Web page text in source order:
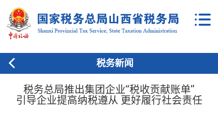
税务新闻
税务总局推出集团企业“税收贡献账单”
引导企业提高纳税遵从 更好履行社会责任